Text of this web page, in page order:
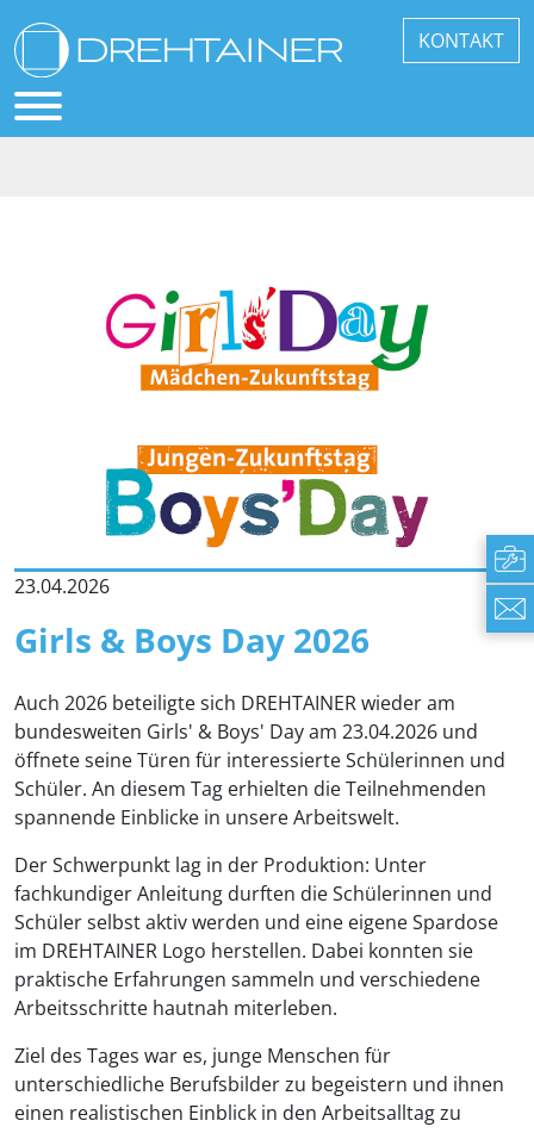
KONTAKT
23.04.2026
Girls & Boys Day 2026
Auch 2026 beteiligte sich DREHTAINER wieder am
bundesweiten Girls' & Boys' Day am 23.04.2026 und
öffnete seine Türen für interessierte Schülerinnen und
Schüler. An diesem Tag erhielten die Teilnehmenden
spannende Einblicke in unsere Arbeitswelt.
Der Schwerpunkt lag in der Produktion: Unter
fachkundiger Anleitung durften die Schülerinnen und
Schüler selbst aktiv werden und eine eigene Spardose
im DREHTAINER Logo herstellen. Dabei konnten sie
praktische Erfahrungen sammeln und verschiedene
Arbeitsschritte hautnah miterleben.
Ziel des Tages war es, junge Menschen für
unterschiedliche Berufsbilder zu begeistern und ihnen
einen realistischen Einblick in den Arbeitsalltag zu